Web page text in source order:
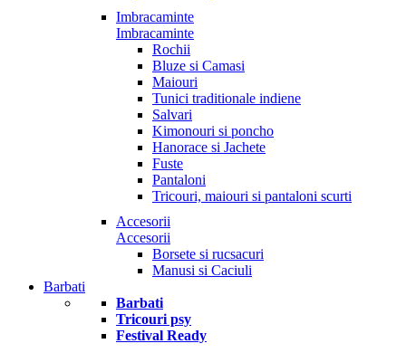
Imbracaminte
Imbracaminte
Rochii
Bluze si Camasi
Maiouri
Tunici traditionale indiene
Salvari
Kimonouri si poncho
Hanorace si Jachete
Fuste
Pantaloni
Tricouri, maiouri si pantaloni scurti
Accesorii
Accesorii
Borsete si rucsacuri
Manusi si Caciuli
Barbati
Barbati
Tricouri psy
Festival Ready